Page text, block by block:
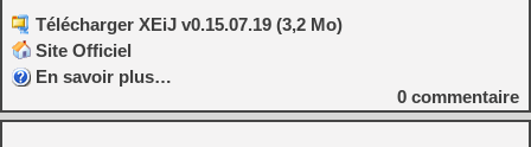
Télécharger XEiJ v0.15.07.19 (3,2 Mo)
Site Officiel
En savoir plus…
0 commentaire